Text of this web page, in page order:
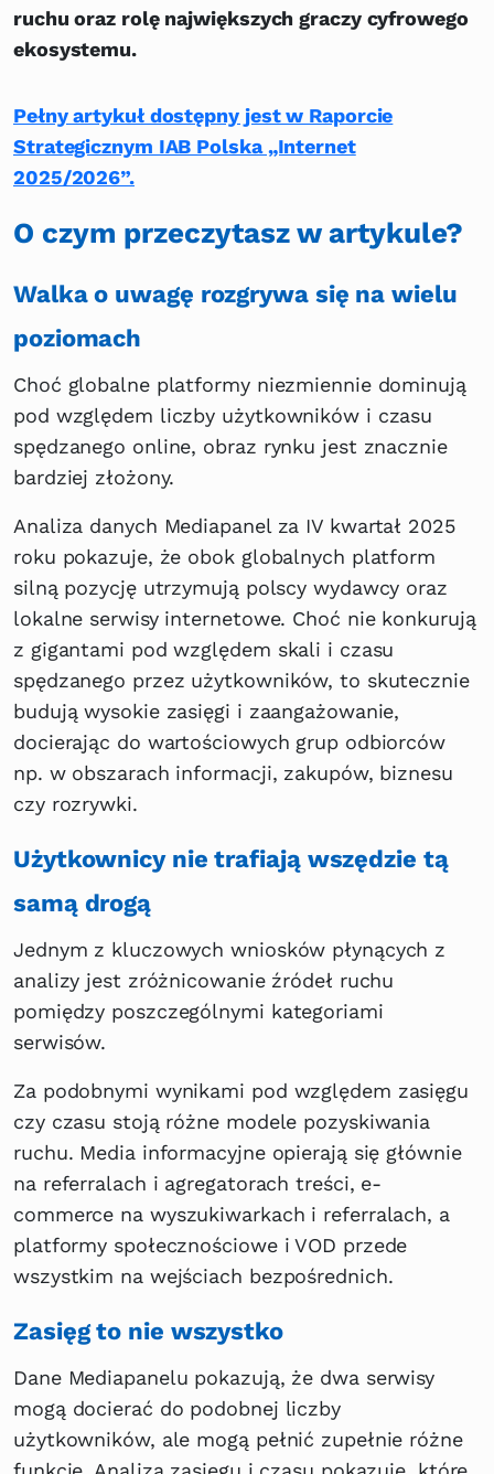
ruchu oraz rolę największych graczy cyfrowego
ekosystemu.
Pełny artykuł dostępny jest w Raporcie
Strategicznym IAB Polska „Internet
2025/2026”.
O czym przeczytasz w artykule?
Walka o uwagę rozgrywa się na wielu
poziomach
Choć globalne platformy niezmiennie dominują
pod względem liczby użytkowników i czasu
spędzanego online, obraz rynku jest znacznie
bardziej złożony.
Analiza danych Mediapanel za IV kwartał 2025
roku pokazuje, że obok globalnych platform
silną pozycję utrzymują polscy wydawcy oraz
lokalne serwisy internetowe. Choć nie konkurują
z gigantami pod względem skali i czasu
spędzanego przez użytkowników, to skutecznie
budują wysokie zasięgi i zaangażowanie,
docierając do wartościowych grup odbiorców
np. w obszarach informacji, zakupów, biznesu
czy rozrywki.
Użytkownicy nie trafiają wszędzie tą
samą drogą
Jednym z kluczowych wniosków płynących z
analizy jest zróżnicowanie źródeł ruchu
pomiędzy poszczególnymi kategoriami
serwisów.
Za podobnymi wynikami pod względem zasięgu
czy czasu stoją różne modele pozyskiwania
ruchu. Media informacyjne opierają się głównie
na referralach i agregatorach treści, e-
commerce na wyszukiwarkach i referralach, a
platformy społecznościowe i VOD przede
wszystkim na wejściach bezpośrednich.
Zasięg to nie wszystko
Dane Mediapanelu pokazują, że dwa serwisy
mogą docierać do podobnej liczby
użytkowników, ale mogą pełnić zupełnie różne